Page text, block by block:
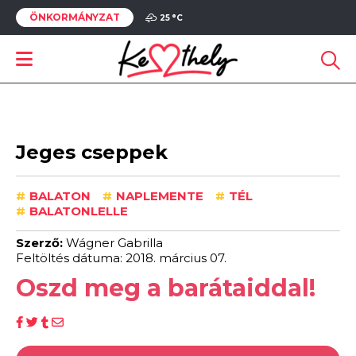
ÖNKORMÁNYZAT 25 °C
Jeges cseppek
# BALATON # NAPLEMENTE # TÉL
# BALATONLELLE
Szerző: Wágner Gabrilla
Feltöltés dátuma: 2018. március 07.
Oszd meg a barátaiddal!